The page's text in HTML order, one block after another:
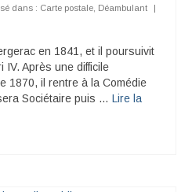
dans : Carte postale Déambulant
|
en 1841, et il poursuivit
Après une difficile
1870, il rentre à la Comédie
Sociétaire puis … Lire la